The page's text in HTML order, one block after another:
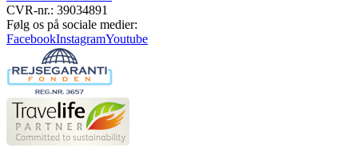
CVR-nr.: 39034891
Følg os på sociale medier:
FacebookInstagramYoutube